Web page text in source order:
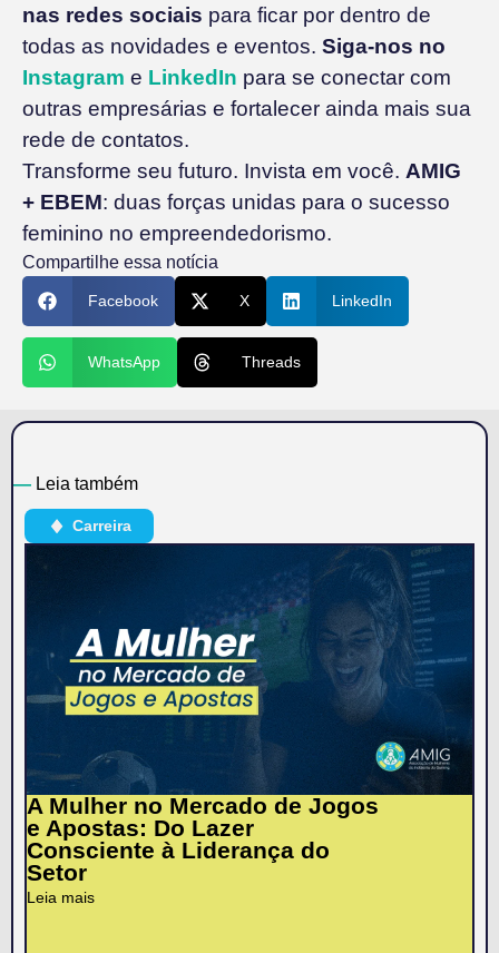
Carreira
A Mulher no Mercado de Jogos
e Apostas: Do Lazer
Consciente à Liderança do
Setor
Leia mais
— Leia também
nas redes sociais para ficar por dentro de
todas as novidades e eventos. Siga-nos no
Instagram e LinkedIn para se conectar com
outras empresárias e fortalecer ainda mais sua
rede de contatos.
Transforme seu futuro. Invista em você. AMIG
+ EBEM: duas forças unidas para o sucesso
feminino no empreendedorismo.
Compartilhe essa notícia
Facebook X LinkedIn
WhatsApp Threads